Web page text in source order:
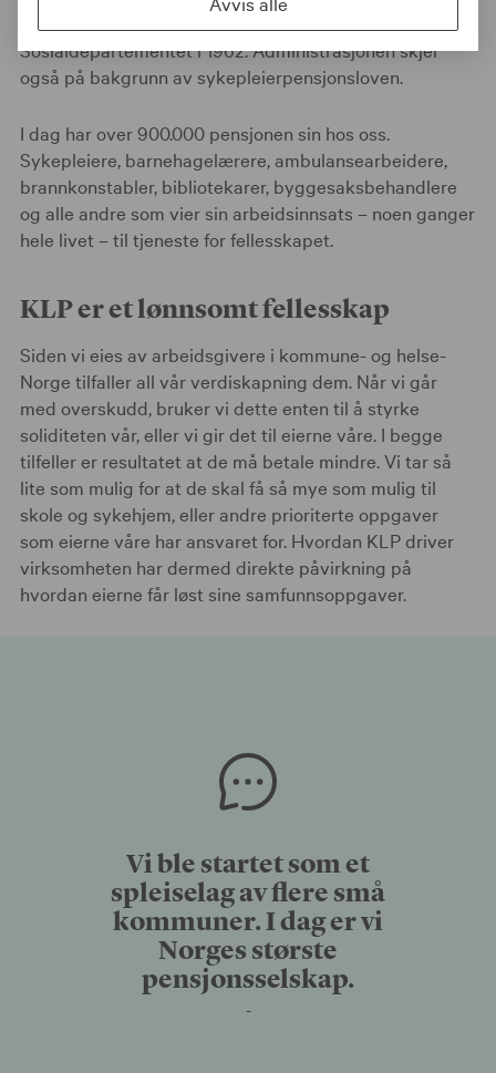
Sosialdepartementet i 1962. Administrasjonen skjer
også på bakgrunn av sykepleierpensjonsloven.
I dag har over 900.000 pensjonen sin hos oss.
Sykepleiere, barnehagelærere, ambulansearbeidere,
brannkonstabler, bibliotekarer, byggesaksbehandlere
og alle andre som vier sin arbeidsinnsats – noen ganger
hele livet – til tjeneste for fellesskapet.
KLP er et lønnsomt fellesskap
Siden vi eies av arbeidsgivere i kommune- og helse-
Norge tilfaller all vår verdiskapning dem. Når vi går
med overskudd, bruker vi dette enten til å styrke
soliditeten vår, eller vi gir det til eierne våre. I begge
tilfeller er resultatet at de må betale mindre. Vi tar så
lite som mulig for at de skal få så mye som mulig til
skole og sykehjem, eller andre prioriterte oppgaver
som eierne våre har ansvaret for. Hvordan KLP driver
virksomheten har dermed direkte påvirkning på
hvordan eierne får løst sine samfunnsoppgaver.
Vi ble startet som et
spleiselag av flere små
kommuner. I dag er vi
Norges største
pensjonsselskap.
-